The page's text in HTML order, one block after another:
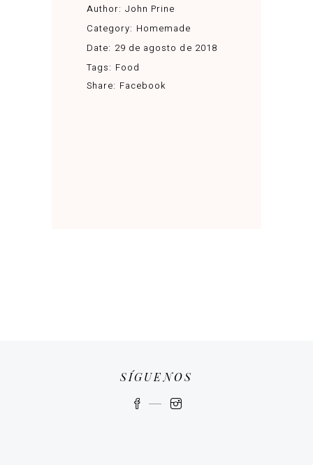
Author: John Prine
Category: Homemade
Date: 29 de agosto de 2018
Tags: Food
Share: Facebook
SÍGUENOS